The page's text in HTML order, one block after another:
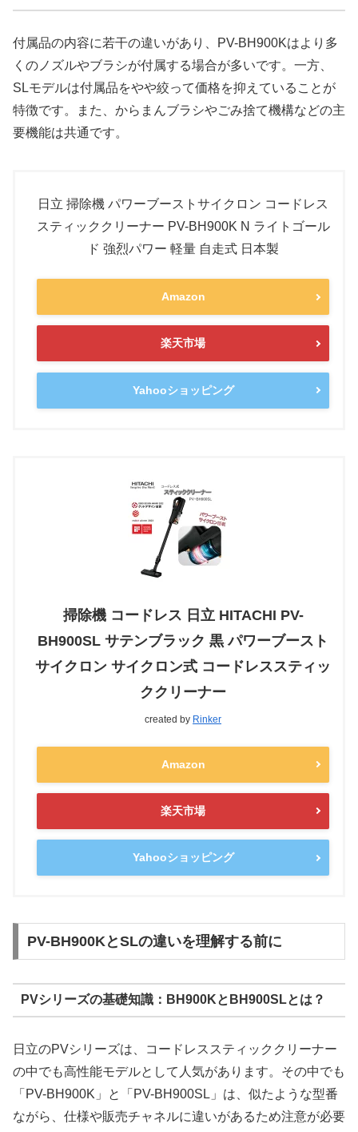
付属品の内容に若干の違いがあり、PV-BH900Kはより多
くのノズルやブラシが付属する場合が多いです。一方、
SLモデルは付属品をやや絞って価格を抑えていることが
特徴です。また、からまんブラシやごみ捨て機構などの主
要機能は共通です。
日立 掃除機 パワーブーストサイクロン コードレス
スティッククリーナー PV-BH900K N ライトゴール
ド 強烈パワー 軽量 自走式 日本製
Amazon
楽天市場
Yahooショッピング
掃除機 コードレス 日立 HITACHI PV-
BH900SL サテンブラック 黒 パワーブースト
サイクロン サイクロン式 コードレススティッ
ククリーナー
created by Rinker
Amazon
楽天市場
Yahooショッピング
PV-BH900KとSLの違いを理解する前に
PVシリーズの基礎知識：BH900KとBH900SLとは？
日立のPVシリーズは、コードレススティッククリーナー
の中でも高性能モデルとして人気があります。その中でも
「PV-BH900K」と「PV-BH900SL」は、似たような型番
ながら、仕様や販売チャネルに違いがあるため注意が必要